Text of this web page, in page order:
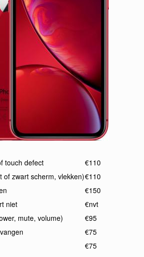
touch defect
€110
of zwart scherm, vlekken)€110
€150
niet
€nvt
mute, volume)
€95
€75
€75